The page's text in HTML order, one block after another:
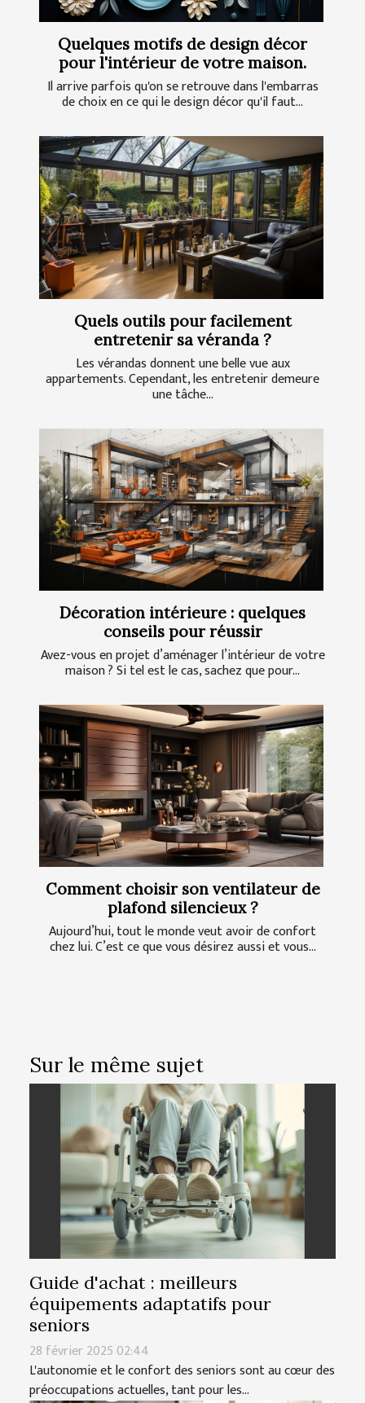
Quelques motifs de design décor
pour l'intérieur de votre maison.
Il arrive parfois qu'on se retrouve dans l'embarras
de choix en ce qui le design décor qu'il faut...
Quels outils pour facilement
entretenir sa véranda ?
Les vérandas donnent une belle vue aux
appartements. Cependant, les entretenir demeure
une tâche...
Décoration intérieure : quelques
conseils pour réussir
Avez-vous en projet d’aménager l’intérieur de votre
maison ? Si tel est le cas, sachez que pour...
Comment choisir son ventilateur de
plafond silencieux ?
Aujourd’hui, tout le monde veut avoir de confort
chez lui. C’est ce que vous désirez aussi et vous...
Sur le même sujet
Guide d'achat : meilleurs
équipements adaptatifs pour
seniors
28 février 2025 02:44
L'autonomie et le confort des seniors sont au cœur des
préoccupations actuelles, tant pour les...